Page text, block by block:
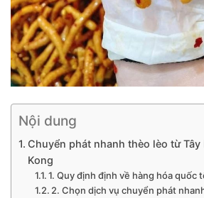
Nội dung
Chuyển phát nhanh thèo lèo từ
Kong
1. Quy định định về hàng hóa quốc
2. Chọn dịch vụ chuyển phát